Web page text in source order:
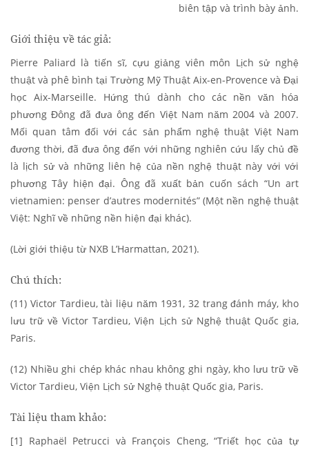
biên tập và trình bày ảnh.
Giới thiệu về tác giả:
Pierre Paliard là tiến sĩ, cựu giảng viên môn Lịch sử nghệ
thuật và phê bình tại Trường Mỹ Thuật Aix-en-Provence và Đại
học Aix-Marseille. Hứng thú dành cho các nền văn hóa
phương Đông đã đưa ông đến Việt Nam năm 2004 và 2007.
Mối quan tâm đối với các sản phẩm nghệ thuật Việt Nam
đương thời, đã đưa ông đến với những nghiên cứu lấy chủ đề
là lịch sử và những liên hệ của nền nghệ thuật này với với
phương Tây hiện đại. Ông đã xuất bản cuốn sách “Un art
vietnamien: penser d’autres modernités” (Một nền nghệ thuật
Việt: Nghĩ về những nền hiện đại khác).
(Lời giới thiệu từ NXB L’Harmattan, 2021).
Chú thích:
(11) Victor Tardieu, tài liệu năm 1931, 32 trang đánh máy, kho
lưu trữ về Victor Tardieu, Viện Lịch sử Nghệ thuật Quốc gia,
Paris.
(12) Nhiều ghi chép khác nhau không ghi ngày, kho lưu trữ về
Victor Tardieu, Viện Lịch sử Nghệ thuật Quốc gia, Paris.
Tài liệu tham khảo:
[1] Raphaël Petrucci và François Cheng, “Triết học của tự